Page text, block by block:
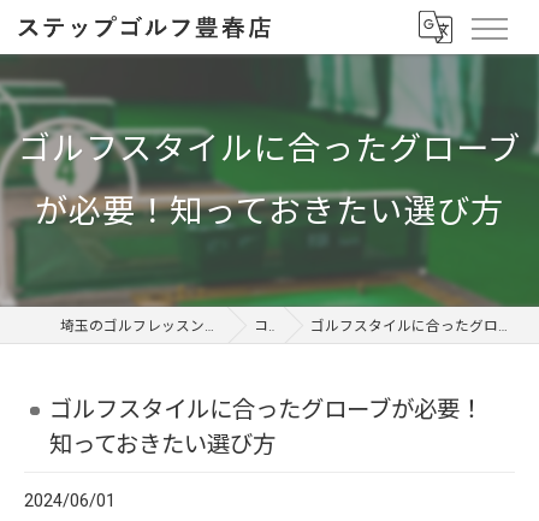
ゴルフスタイルに合ったグローブ
が必要！知っておきたい選び方
埼玉のゴルフレッスンならステップゴルフ 豊春店 コラム ゴルフスタイルに合ったグローブが必要！知っておきたい選び方
ゴルフスタイルに合ったグローブが必要！
知っておきたい選び方
2024/06/01